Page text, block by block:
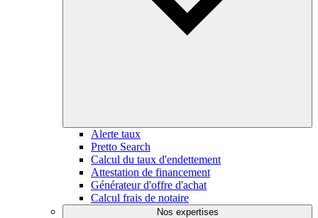
Alerte taux
Pretto Search
Calcul du taux d'endettement
Attestation de financement
Générateur d'offre d'achat
Calcul frais de notaire
Nos expertises